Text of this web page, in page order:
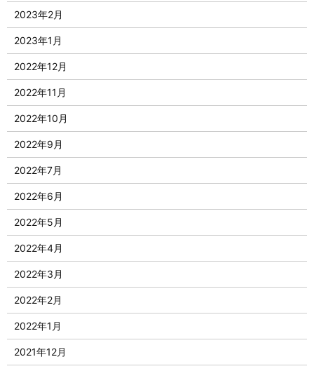
2023年2月
2023年1月
2022年12月
2022年11月
2022年10月
2022年9月
2022年7月
2022年6月
2022年5月
2022年4月
2022年3月
2022年2月
2022年1月
2021年12月